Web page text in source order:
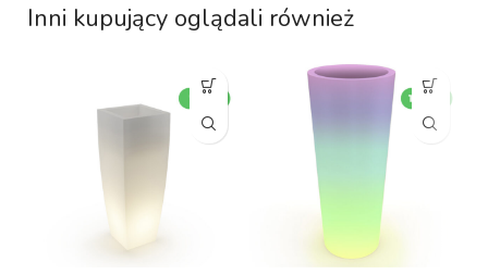
Inni kupujący oglądali również